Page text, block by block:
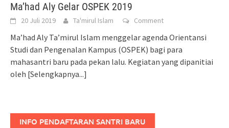
Ma’had Aly Gelar OSPEK 2019
20 Juli 2019 Ta'mirul Islam Comment
Ma’had Aly Ta’mirul Islam menggelar agenda Orientansi
Studi dan Pengenalan Kampus (OSPEK) bagi para
mahasantri baru pada pekan lalu. Kegiatan yang dipanitiai
oleh [Selengkapnya...]
INFO PENDAFTARAN SANTRI BARU